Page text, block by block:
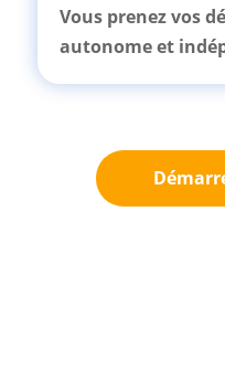
Vous prenez vos
autonome et